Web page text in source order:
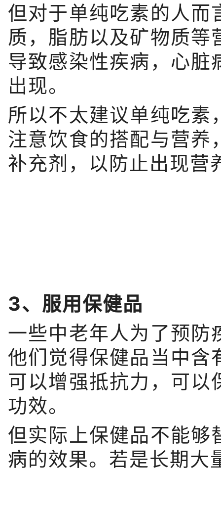
但对于单纯吃素的人而
质，脂肪以及矿物质
导致感染性疾病，心脏
出现。
所以不太建议单纯吃素
注意饮食的搭配与营养
补充剂，以防止出现营
3、服用保健品
一些中老年人为了预防
他们觉得保健品当中含
可以增强抵抗力，可以
功效。
但实际上保健品不能够
病的效果。若是长期大